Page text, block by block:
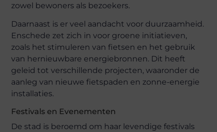
zowel bewoners als bezoekers.
Daarnaast is er veel aandacht voor duurzaamheid.
Enschede zet zich in voor groene initiatieven,
zoals het stimuleren van fietsen en het gebruik
van hernieuwbare energiebronnen. Dit heeft
geleid tot verschillende projecten, waaronder de
aanleg van nieuwe fietspaden en zonne-energie
installaties.
Festivals en Evenementen
De stad is beroemd om haar levendige festivals